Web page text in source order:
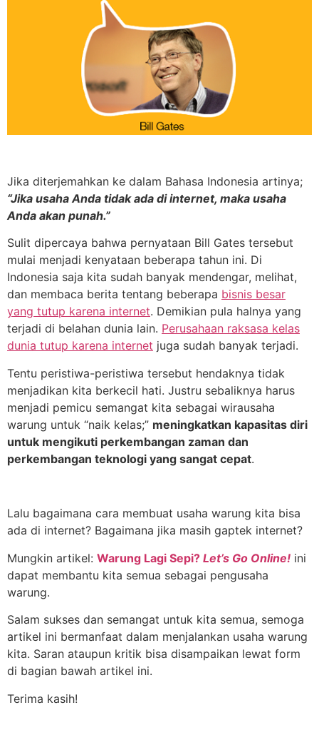
Jika diterjemahkan ke dalam Bahasa Indonesia artinya;
“Jika usaha Anda tidak ada di internet, maka usaha
Anda akan punah.”
Sulit dipercaya bahwa pernyataan Bill Gates tersebut
mulai menjadi kenyataan beberapa tahun ini. Di
Indonesia saja kita sudah banyak mendengar, melihat,
dan membaca berita tentang beberapa bisnis besar
yang tutup karena internet. Demikian pula halnya yang
terjadi di belahan dunia lain. Perusahaan raksasa kelas
dunia tutup karena internet juga sudah banyak terjadi.
Tentu peristiwa-peristiwa tersebut hendaknya tidak
menjadikan kita berkecil hati. Justru sebaliknya harus
menjadi pemicu semangat kita sebagai wirausaha
warung untuk “naik kelas;” meningkatkan kapasitas diri
untuk mengikuti perkembangan zaman dan
perkembangan teknologi yang sangat cepat.
Lalu bagaimana cara membuat usaha warung kita bisa
ada di internet? Bagaimana jika masih gaptek internet?
Mungkin artikel: Warung Lagi Sepi? Let’s Go Online! ini
dapat membantu kita semua sebagai pengusaha
warung.
Salam sukses dan semangat untuk kita semua, semoga
artikel ini bermanfaat dalam menjalankan usaha warung
kita. Saran ataupun kritik bisa disampaikan lewat form
di bagian bawah artikel ini.
Terima kasih!